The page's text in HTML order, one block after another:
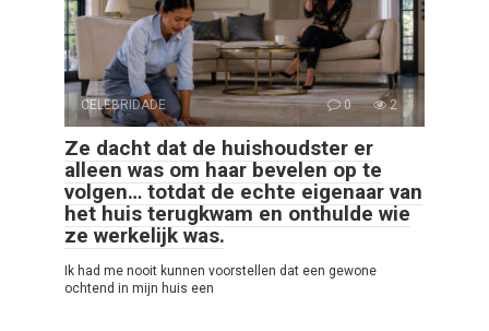
CELEBRIDADE 0 2
Ze dacht dat de huishoudster er
alleen was om haar bevelen op te
volgen… totdat de echte eigenaar van
het huis terugkwam en onthulde wie
ze werkelijk was.
Ik had me nooit kunnen voorstellen dat een gewone
ochtend in mijn huis een